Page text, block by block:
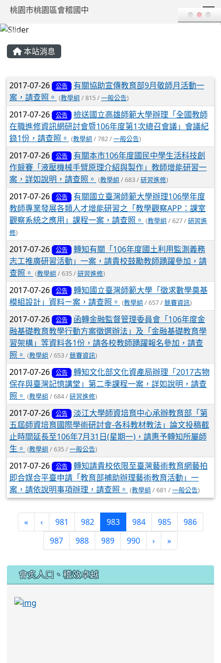
桃園市桃園區會稽國中
本站消息
文章列表
2017-07-26 公告
有關協助宣傳教育部9月敬師月活動一
案，請查照。 (教學組 / 815 /一般公告)
2017-07-26 公告
檢送國立高雄師範大學辦理「全國教師
在職進修資訊網研討會暨106年度第1次總召會議」會議紀
錄1份，請查照。 (教學組 / 782 /一般公告)
2017-07-26 公告
有關本市106年度國民中學生活科技創
作競賽「液壓機械手臂原理介紹與製作」教師增能研習一
案，詳如說明，請查照。 (教學組 / 683 /研習進修)
2017-07-26 公告
有關國立臺灣師範大學辦理106學年度
教師專業發展各類人才增能研習之「教學觀察APP：課室
觀察系統之應用」課程一案，請查照。 (教學組 / 627 /研習進
修)
2017-07-26 公告
轉知有關「106年度國土利用監測義務
志工推廣研習活動」一案，請貴校鼓勵教師踴躍參加，請
查照。 (教學組 / 635 /研習進修)
2017-07-26 公告
轉知國立臺灣師範大學「徵求數學奠基
模組設計」資料ㄧ案，請查照。 (教學組 / 657 /競賽資訊)
2017-07-26 公告
函轉金融監督管理委員會「106年度金
融基礎教育教學行動方案徵選辦法」及「金融基礎教育學
習架構」等資料各1份，請各校教師踴躍報名參加，請查
照。 (教學組 / 653 /競賽資訊)
2017-07-26 公告
轉知文化部文化資產局辦理「2017古物
保存與臺灣記憶講堂」第二季課程一案，詳如說明，請查
照。 (教學組 / 684 /研習進修)
2017-07-26 公告
淡江大學師資培育中心承辦教育部「第
五屆師資培育國際學術研討會-各科教材教法」論文投稿截
止時間延長至106年7月31日(星期一)，請惠予轉知所屬師
生。 (教學組 / 635 /一般公告)
2017-07-26 公告
轉知請貴校依限至臺灣藝術教育網藝拍
即合媒合平臺申請「教育部補助辦理藝術教育活動」一
案，請依說明事項辦理，請查照。 (教學組 / 681 /一般公告)
« ‹ 981 982 983(current)
984 985
986
987
988 989 990 › »
會炙人口、稽效卓越